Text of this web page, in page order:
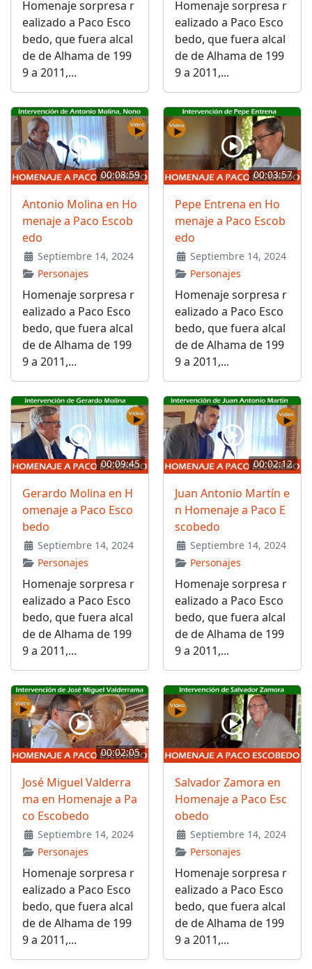
Homenaje sorpresa r
ealizado a Paco Esco
bedo, que fuera alcal
de de Alhama de 199
9 a 2011,...
Homenaje sorpresa r
ealizado a Paco Esco
bedo, que fuera alcal
de de Alhama de 199
9 a 2011,...
00:08:59
Antonio Molina en Ho
menaje a Paco Escob
edo
Septiembre 14, 2024
Personajes
Homenaje sorpresa r
ealizado a Paco Esco
bedo, que fuera alcal
de de Alhama de 199
9 a 2011,...
00:03:57
Pepe Entrena en Ho
menaje a Paco Escob
edo
Septiembre 14, 2024
Personajes
Homenaje sorpresa r
ealizado a Paco Esco
bedo, que fuera alcal
de de Alhama de 199
9 a 2011,...
00:09:45
Gerardo Molina en H
omenaje a Paco Esco
bedo
Septiembre 14, 2024
Personajes
Homenaje sorpresa r
ealizado a Paco Esco
bedo, que fuera alcal
de de Alhama de 199
9 a 2011,...
00:02:12
Juan Antonio Martín e
n Homenaje a Paco E
scobedo
Septiembre 14, 2024
Personajes
Homenaje sorpresa r
ealizado a Paco Esco
bedo, que fuera alcal
de de Alhama de 199
9 a 2011,...
00:02:05
José Miguel Valderra
ma en Homenaje a Pa
co Escobedo
Septiembre 14, 2024
Personajes
Homenaje sorpresa r
ealizado a Paco Esco
bedo, que fuera alcal
de de Alhama de 199
9 a 2011,...
Salvador Zamora en
Homenaje a Paco Esc
obedo
Septiembre 14, 2024
Personajes
Homenaje sorpresa r
ealizado a Paco Esco
bedo, que fuera alcal
de de Alhama de 199
9 a 2011,...